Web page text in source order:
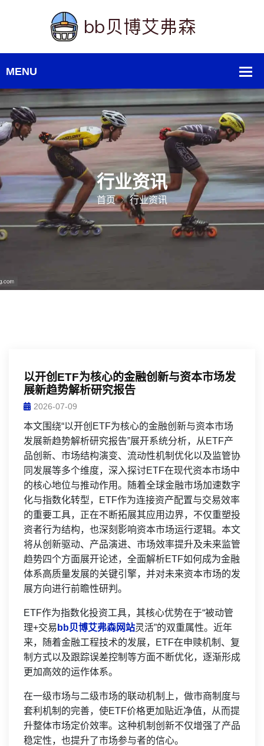
行业资讯
首页 行业资讯
以开创ETF为核心的金融创新与资本市场发
展新趋势解析研究报告
2026-07-09
本文围绕“以开创ETF为核心的金融创新与资本市场
发展新趋势解析研究报告”展开系统分析，从ETF产
品创新、市场结构演变、流动性机制优化以及监管协
同发展等多个维度，深入探讨ETF在现代资本市场中
的核心地位与推动作用。随着全球金融市场加速数字
化与指数化转型，ETF作为连接资产配置与交易效率
的重要工具，正在不断拓展其应用边界，不仅重塑投
资者行为结构，也深刻影响资本市场运行逻辑。本文
将从创新驱动、产品演进、市场效率提升及未来监管
趋势四个方面展开论述，全面解析ETF如何成为金融
体系高质量发展的关键引擎，并对未来资本市场的发
展方向进行前瞻性研判。
ETF作为指数化投资工具，其核心优势在于“被动管
理+交易 bb贝博艾弗森网站灵活”的双重属性。近年
来，随着金融工程技术的发展，ETF在申赎机制、复
制方式以及跟踪误差控制等方面不断优化，逐渐形成
更加高效的运作体系。
在一级市场与二级市场的联动机制上，做市商制度与
套利机制的完善，使ETF价格更加贴近净值，从而提
升整体市场定价效率。这种机制创新不仅增强了产品
稳定性，也提升了市场参与者的信心。